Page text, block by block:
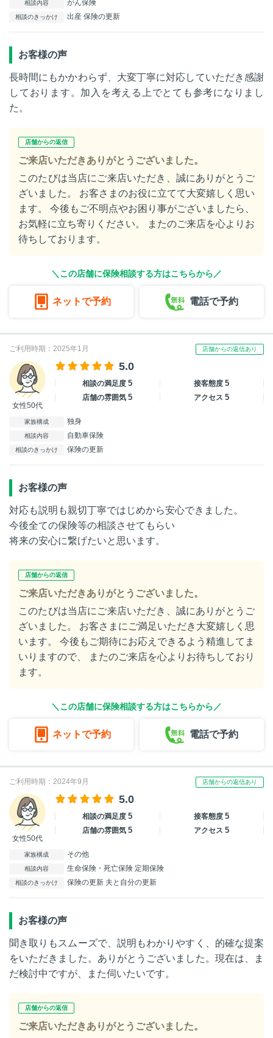
相談内容 がん保険
相談のきっかけ 出産 保険の更新
お客様の声
長時間にもかかわらず、大変丁寧に対応していただき感謝
しております。加入を考える上でとても参考になりまし
た。
店舗からの返信
ご来店いただきありがとうございました。
このたびは当店にご来店いただき、誠にありがとうご
ざいました。 お客さまのお役に立てて大変嬉しく思い
ます。 今後もご不明点やお困り事がございましたら、
お気軽に立ち寄りください。 またのご来店を心よりお
待ちしております。
＼この店舗に保険相談する方はこちらから／
ネットで予約 電話で予約
ご利用時期：2025年1月 店舗からの返信あり
女性50代
5.0
相談の満足度5 接客態度5
店舗の雰囲気5 アクセス5
家族構成 独身
相談内容 自動車保険
相談のきっかけ 保険の更新
お客様の声
対応も説明も親切丁寧ではじめから安心できました。
今後全ての保険等の相談させてもらい
将来の安心に繋げたいと思います。
店舗からの返信
ご来店いただきありがとうございました。
このたびは当店にご来店いただき、誠にありがとうご
ざいました。 お客さまにご満足いただき大変嬉しく思
います。 今後もご期待にお応えできるよう精進してま
いりますので、 またのご来店を心よりお待ちしており
ます。
＼この店舗に保険相談する方はこちらから／
ネットで予約 電話で予約
ご利用時期：2024年9月 店舗からの返信あり
女性50代
5.0
相談の満足度5 接客態度5
店舗の雰囲気5 アクセス5
家族構成 その他
相談内容 生命保険・死亡保険 定期保険
相談のきっかけ 保険の更新 夫と自分の更新
お客様の声
聞き取りもスムーズで、説明もわかりやすく、的確な提案
をいただきました。ありがとうございました。現在は、ま
だ検討中ですが、また伺いたいです。
店舗からの返信
ご来店いただきありがとうございました。